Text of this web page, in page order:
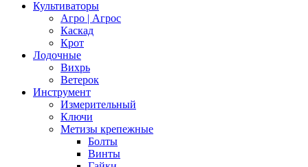
Культиваторы
Агро | Агрос
Каскад
Крот
Лодочные
Вихрь
Ветерок
Инструмент
Измерительный
Ключи
Метизы крепежные
Болты
Винты